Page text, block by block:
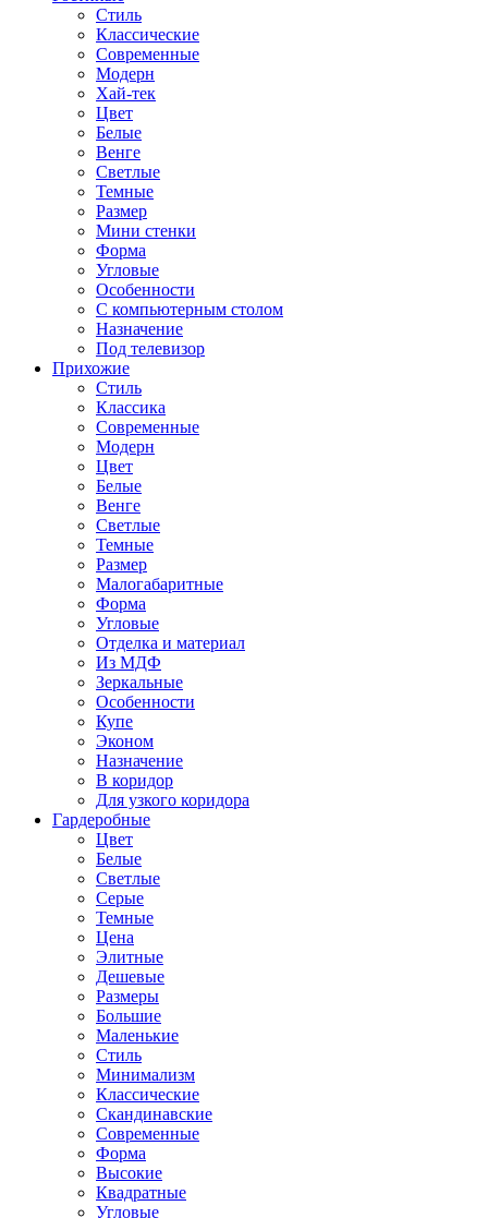
Стиль
Классические
Современные
Модерн
Хай-тек
Цвет
Белые
Венге
Светлые
Темные
Размер
Мини стенки
Форма
Угловые
Особенности
С компьютерным столом
Назначение
Под телевизор
Прихожие
Стиль
Классика
Современные
Модерн
Цвет
Белые
Венге
Светлые
Темные
Размер
Малогабаритные
Форма
Угловые
Отделка и материал
Из МДФ
Зеркальные
Особенности
Купе
Эконом
Назначение
В коридор
Для узкого коридора
Гардеробные
Цвет
Белые
Светлые
Серые
Темные
Цена
Элитные
Дешевые
Размеры
Большие
Маленькие
Стиль
Минимализм
Классические
Скандинавские
Современные
Форма
Высокие
Квадратные
Угловые